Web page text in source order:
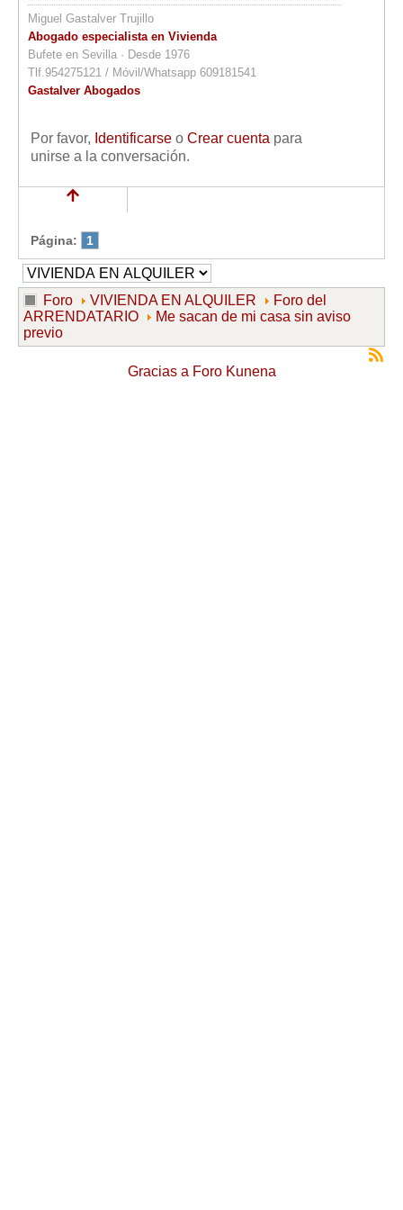
Miguel Gastalver Trujillo
Abogado especialista en Vivienda
Bufete en Sevilla · Desde 1976
Tlf.954275121 / Móvil/Whatsapp 609181541
Gastalver Abogados
Por favor, Identificarse o Crear cuenta para
unirse a la conversación.
Página: 1
Foro VIVIENDA EN ALQUILER
Foro del
ARRENDATARIO
Me sacan de mi casa sin aviso
previo
Gracias a Foro Kunena